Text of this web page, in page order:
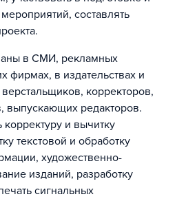
составлять
в СМИ, рекламных
фирмах, в издательствах и
корректоров,
выпускающих редакторов.
и вычитку
текстовой и обработку
художественно-
изданий, разработку
сигнальных